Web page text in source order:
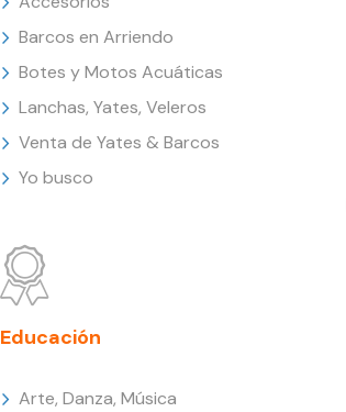
Barcos en Arriendo
Botes y Motos Acuáticas
Lanchas, Yates, Veleros
Venta de Yates & Barcos
Yo busco
Educación
Arte, Danza, Música